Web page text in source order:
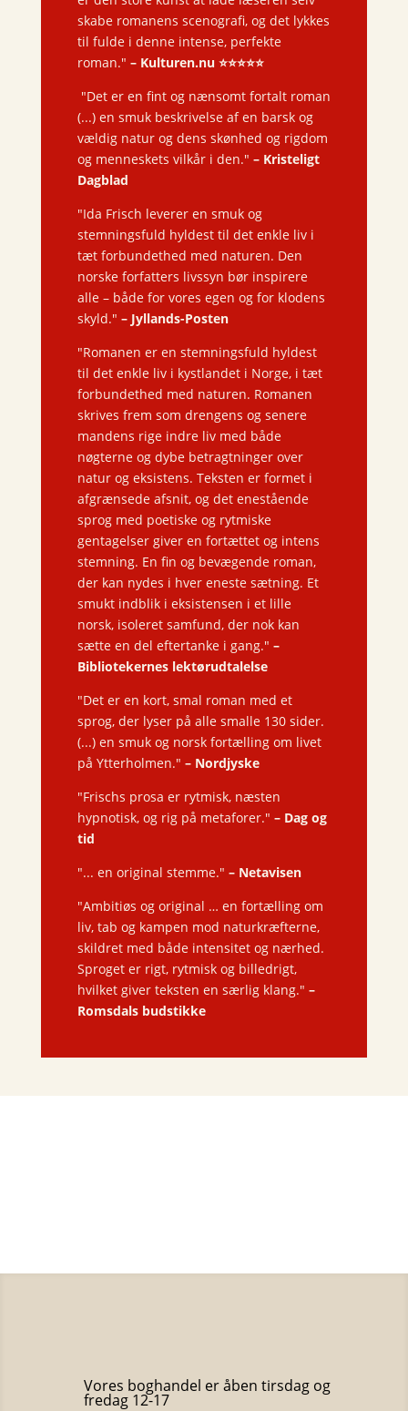
skabe romanens scenografi, og det lykkes
til fulde i denne intense, perfekte
roman." – Kulturen.nu ⭐️⭐️⭐️⭐️⭐️
"Det er en fint og nænsomt fortalt roman
(...) en smuk beskrivelse af en barsk og
vældig natur og dens skønhed og rigdom
og menneskets vilkår i den." – Kristeligt
Dagblad
"Ida Frisch leverer en smuk og
stemningsfuld hyldest til det enkle liv i
tæt forbundethed med naturen. Den
norske forfatters livssyn bør inspirere
alle – både for vores egen og for klodens
skyld." – Jyllands-Posten
"Romanen er en stemningsfuld hyldest
til det enkle liv i kystlandet i Norge, i tæt
forbundethed med naturen. Romanen
skrives frem som drengens og senere
mandens rige indre liv med både
nøgterne og dybe betragtninger over
natur og eksistens. Teksten er formet i
afgrænsede afsnit, og det enestående
sprog med poetiske og rytmiske
gentagelser giver en fortættet og intens
stemning. En fin og bevægende roman,
der kan nydes i hver eneste sætning. Et
smukt indblik i eksistensen i et lille
norsk, isoleret samfund, der nok kan
sætte en del eftertanke i gang." –
Bibliotekernes lektørudtalelse
"Det er en kort, smal roman med et
sprog, der lyser på alle smalle 130 sider.
(...) en smuk og norsk fortælling om livet
på Ytterholmen." – Nordjyske
"Frischs prosa er rytmisk, næsten
hypnotisk, og rig på metaforer." – Dag og
tid
"... en original stemme." – Netavisen
"Ambitiøs og original … en fortælling om
liv, tab og kampen mod naturkræfterne,
skildret med både intensitet og nærhed.
Sproget er rigt, rytmisk og billedrigt,
hvilket giver teksten en særlig klang." –
Romsdals budstikke
Vores boghandel er åben tirsdag og
fredag 12-17